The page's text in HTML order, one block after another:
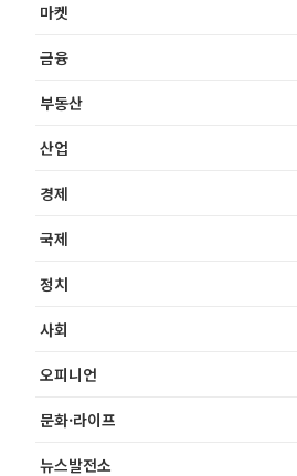
마켓
금융
부동산
산업
경제
국제
정치
사회
오피니언
문화·라이프
뉴스발전소